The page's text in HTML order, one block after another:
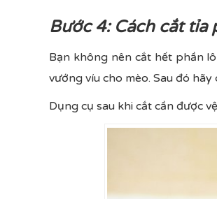
Bước 4: Cách cắt tỉa
Bạn không nên cắt hết phần
vướng víu cho mèo. Sau đó
Dụng cụ sau khi cắt cần được